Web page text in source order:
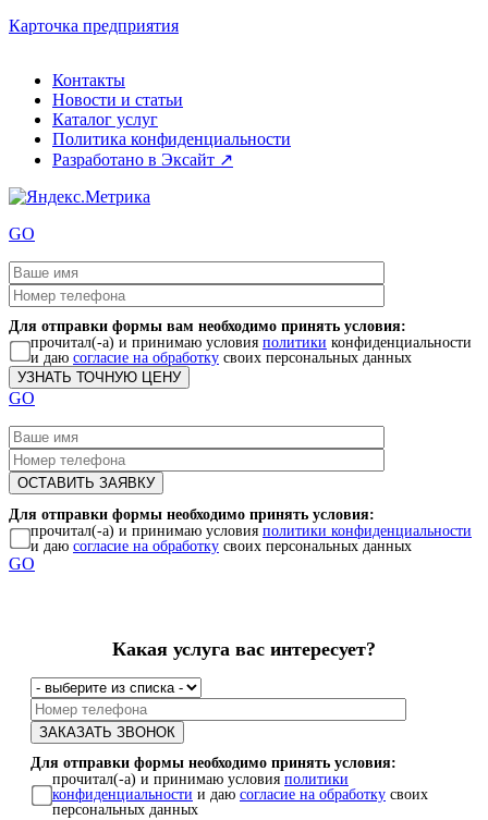
Карточка предприятия
Контакты
Новости и статьи
Каталог услуг
Политика конфиденциальности
Разработано в Эксайт ↗
GO
Для отправки формы вам необходимо принять условия:
прочитал(-а) и принимаю условия политики конфиденциальности
и даю согласие на обработку своих персональных данных
GO
Для отправки формы необходимо принять условия:
прочитал(-а) и принимаю условия политики конфиденциальности
и даю согласие на обработку своих персональных данных
GO
Какая услуга вас интересует?
Для отправки формы необходимо принять условия:
прочитал(-а) и принимаю условия политики
конфиденциальности и даю согласие на обработку своих
персональных данных